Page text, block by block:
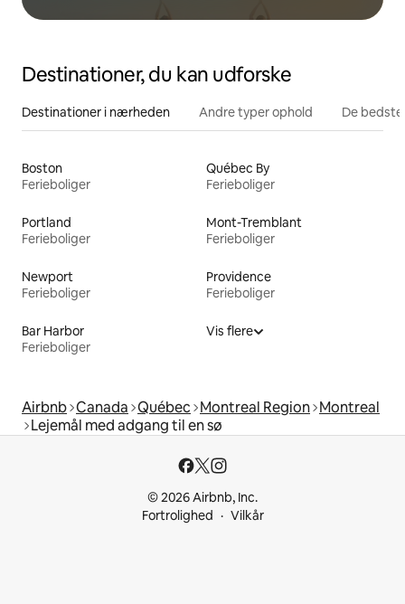
Destinationer, du kan udforske
Destinationer i nærheden Andre typer ophold De
Boston
Ferieboliger
Québec By
Ferieboliger
Portland
Ferieboliger
Mont-Tremblant
Ferieboliger
Newport
Ferieboliger
Providence
Ferieboliger
Bar Harbor
Ferieboliger
Vis flere
Airbnb Canada Québec Montreal Region Montreal
Lejemål med adgang til en sø
© 2026 Airbnb, Inc.
Fortrolighed
Vilkår